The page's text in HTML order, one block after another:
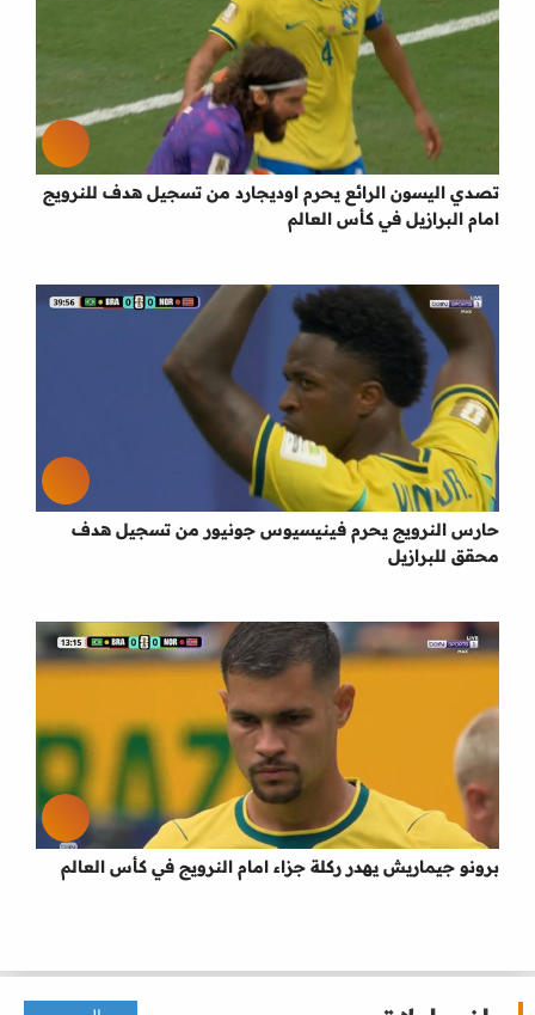
تصدي اليسون الرائع يحرم اوديجارد من تسجيل هدف للنرويج
امام البرازيل في كأس العالم
حارس النرويج يحرم فينيسيوس جونيور من تسجيل هدف
محقق للبرازيل
برونو جيماريش يهدر ركلة جزاء امام النرويج في كأس العالم